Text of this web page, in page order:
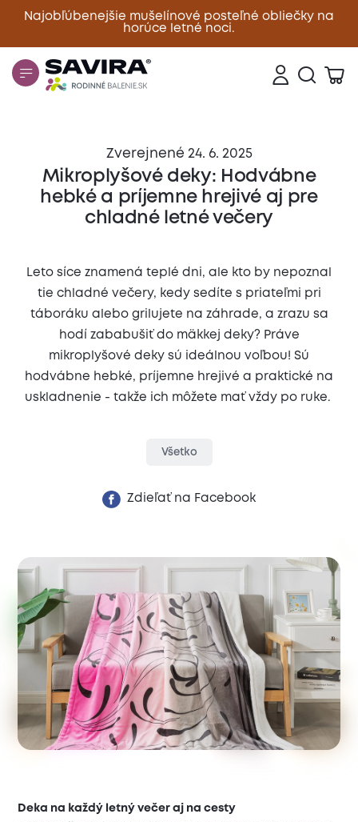
Najobľúbenejšie mušelínové posteľné obliečky na
horúce letné noci.
Zavrieť
Zverejnené 24. 6. 2025
Mikroplyšové deky: Hodvábne
hebké a príjemne hrejivé aj pre
chladné letné večery
Leto síce znamená teplé dni, ale kto by nepoznal
tie chladné večery, kedy sedíte s priateľmi pri
táboráku alebo grilujete na záhrade, a zrazu sa
hodí zababušiť do mäkkej deky? Práve
mikroplyšové deky sú ideálnou voľbou! Sú
hodvábne hebké, príjemne hrejivé a praktické na
uskladnenie - takže ich môžete mať vždy po ruke.
Všetko
Zdieľať na Facebook
Deka na každý letný večer aj na cesty